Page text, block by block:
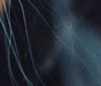
Lieferumfang:1x